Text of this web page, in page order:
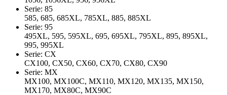
Serie: 85
585, 685, 685XL, 785XL, 885, 885XL
Serie: 95
495XL, 595, 595XL, 695, 695XL, 795XL, 895, 895XL,
995, 995XL
Serie: CX
CX100, CX50, CX60, CX70, CX80, CX90
Serie: MX
MX100, MX100C, MX110, MX120, MX135, MX150,
MX170, MX80C, MX90C